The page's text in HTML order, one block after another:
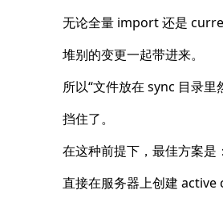
无论全量 import 还是
堆别的变更一起带进来。
所以“文件放在 sync 目录
挡住了。
在这种前提下，最佳方案是：
直接在服务器上创建